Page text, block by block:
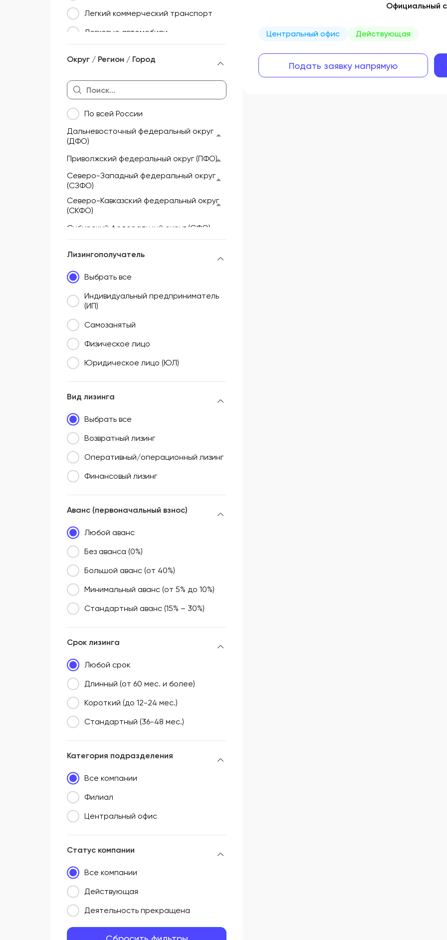
Легкий коммерческий транспорт
Легковые автомобили
активного отдыха
Недвижимость
Оборудование
Прицепы и полуприцепы
Сельскохозяйственная техника
Складская техника
Округ / Регион / Город
По всей России
Дальневосточный федеральный округ
(ДФО)
Приволжский федеральный округ (ПФО)
Северо-Западный федеральный округ
(СЗФО)
Северо-Кавказский федеральный округ
(СКФО)
Сибирский федеральный округ (СФО)
Южный федеральный округ (ЮФО)
Лизингополучатель
Выбрать все
Индивидуальный предприниматель
(ИП)
Самозанятый
Физическое лицо
Юридическое лицо (ЮЛ)
Вид лизинга
Выбрать все
Возвратный лизинг
Оперативный/операционный лизинг
Финансовый лизинг
Аванс (первоначальный взнос)
Любой аванс
Без аванса (0%)
Большой аванс (от 40%)
Минимальный аванс (от 5% до 10%)
Стандартный аванс (15% – 30%)
Срок лизинга
Любой срок
Длинный (от 60 мес. и более)
Короткий (до 12-24 мес.)
Стандартный (36-48 мес.)
Категория подразделения
Все компании
Филиал
Центральный офис
Статус компании
Все компании
Действующая
Деятельность прекращена
Официальный
Центральный офис Действующая
Подать заявку напрямую